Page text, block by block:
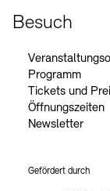
Besuch
Programm
Tickets und
Öffnungszeiten
Newsletter
Gefördert durch